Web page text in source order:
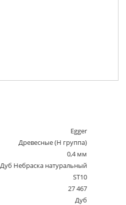
Egger
Древесные (Н группа)
0,4 мм
Дуб Небраска натуральный
ST10
27 467
Дуб